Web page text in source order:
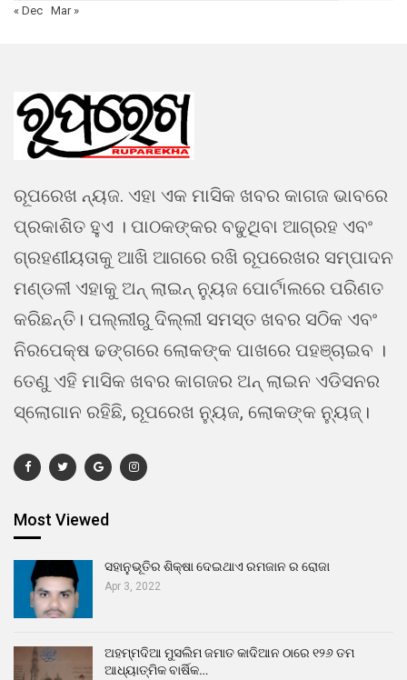
« Dec Mar »
ରୂପରେଖ ନ୍ୟଜ. ଏହା ଏକ ମାସିକ ଖବର କାଗଜ ଭାବରେ
ପ୍ରକାଶିତ ହୁଏ । ପାଠକଙ୍କର ବଢୁଥିବା ଆଗ୍ରହ ଏବଂ
ଗ୍ରହଣୀୟତାକୁ ଆଖି ଆଗରେ ରଖି ରୂପରେଖର ସମ୍ପାଦନ
ମଣ୍ଡଳୀ ଏହାକୁ ଅନ୍ ଲାଇନ୍ ନ୍ୟୁଜ ପୋର୍ଟାଲରେ ପରିଣତ
କରିଛନ୍ତି। ପଲ୍ଲୀରୁ ଦିଲ୍ଲୀ ସମସ୍ତ ଖବର ସଠିକ ଏବଂ
ନିରପେକ୍ଷ ଢଙ୍ଗରେ ଲୋକଙ୍କ ପାଖରେ ପହଞ୍ଚାଇବ ।
ତେଣୁ ଏହି ମାସିକ ଖବର କାଗଜର ଅନ୍ ଲାଇନ ଏଡିସନର
ସ୍ଲୋଗାନ ରହିଛି, ରୂପରେଖ ନ୍ୟୁଜ, ଲୋକଙ୍କ ନ୍ୟୁଜ୍।
Most Viewed
ସହାନୁଭୂତିର ଶିକ୍ଷା ଦେଇଥାଏ ରମଜାନ ର ରୋଜା
Apr 3, 2022
ଅହମ୍ମଦିଆ ମୁସଲିମ ଜମାତ କାଦିଆନ ଠାରେ ୧୨୬ ତମ
ଆଧ୍ୟାତ୍ମିକ ବାର୍ଷିକ…